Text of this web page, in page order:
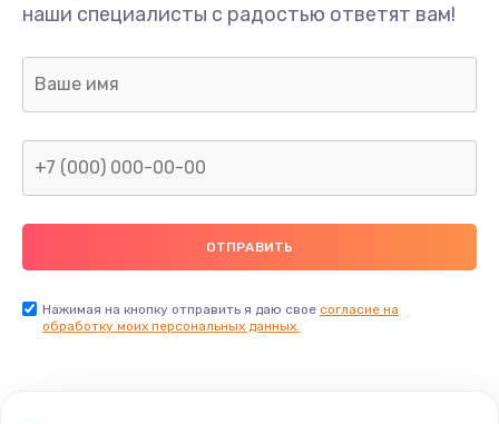
наши специалисты с радостью ответят вам!
Нажимая на кнопку отправить я даю свое согласие на
обработку моих персональных данных.